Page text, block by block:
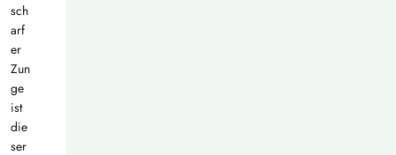
sch
arf
er
Zun
ge
ist
die
ser